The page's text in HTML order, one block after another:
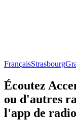
FrançaisStrasbourg
Écoutez
ou d'autres
l'app de